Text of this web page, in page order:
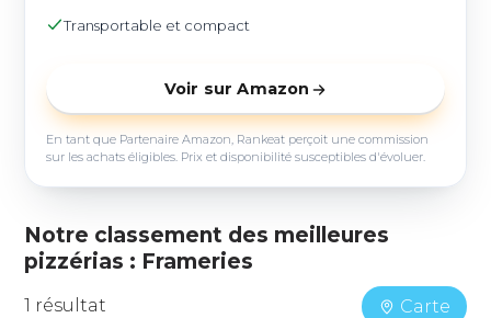
Transportable et compact
Voir sur Amazon
En tant que Partenaire Amazon, Rankeat perçoit une commission
sur les achats éligibles. Prix et disponibilité susceptibles d'évoluer.
Notre classement des meilleures
pizzérias : Frameries
1 résultat Carte